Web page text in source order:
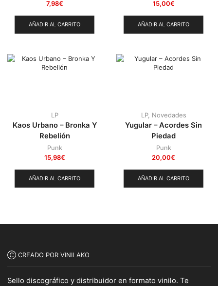
7,98€
AÑADIR AL CARRITO
15,00€
AÑADIR AL CARRITO
LP
Kaos Urbano – Bronka Y
Rebelión
Punk
15,98€
AÑADIR AL CARRITO
LP, Novedades
Yugular – Acordes Sin
Piedad
Punk
20,00€
AÑADIR AL CARRITO
Ⓒ CREADO POR VINILAKO
Sello discográfico y distribuidor en formato vinilo. Te